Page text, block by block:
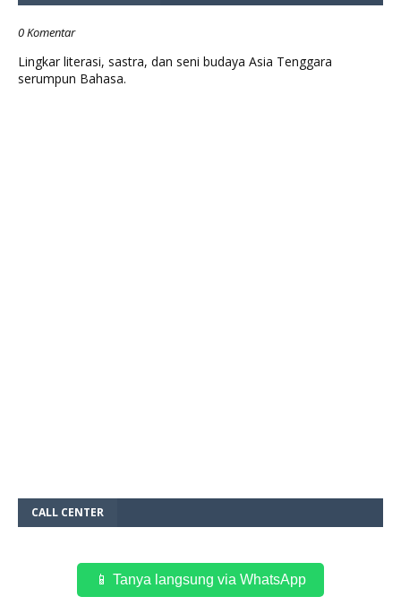
0 Komentar
Lingkar literasi, sastra, dan seni budaya Asia Tenggara
serumpun Bahasa.
CALL CENTER
📱 Tanya langsung via WhatsApp